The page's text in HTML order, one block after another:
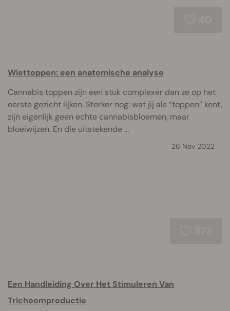
Wiettoppen: een anatomische analyse
Cannabis toppen zijn een stuk complexer dan ze op het
eerste gezicht lijken. Sterker nog: wat jij als “toppen” kent,
zijn eigenlijk geen echte cannabisbloemen, maar
bloeiwijzen. En die uitstekende ...
26 Nov 2022
Een Handleiding Over Het Stimuleren Van
Trichoomproductie